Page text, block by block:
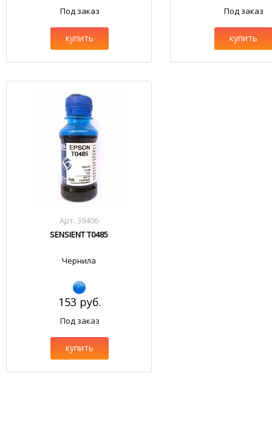
Под заказ
купить
Под заказ
купить
Арт. 39406
SENSIENT T0485
Чернила
153 руб.
Под заказ
купить